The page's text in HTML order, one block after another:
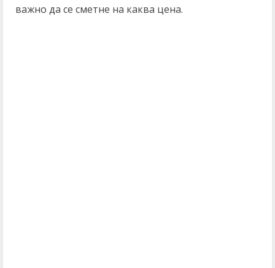
важно да се сметне на каква цена.